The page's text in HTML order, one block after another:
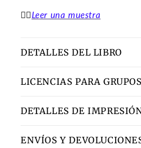
👉🏽Leer una muestra
DETALLES DEL LIBRO
LICENCIAS PARA
DETALLES DE
ENVÍOS Y